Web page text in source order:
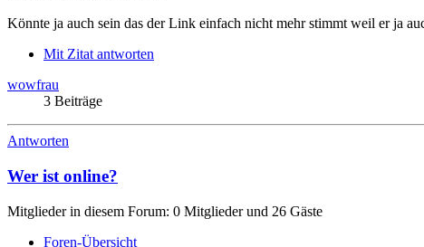
Könnte ja auch sein das der Link einfach nicht mehr stimmt weil er ja
Mit Zitat antworten
wowfrau
3 Beiträge
Antworten
Wer ist online?
Mitglieder in diesem Forum: 0 Mitglieder und 26 Gäste
Foren-Übersicht